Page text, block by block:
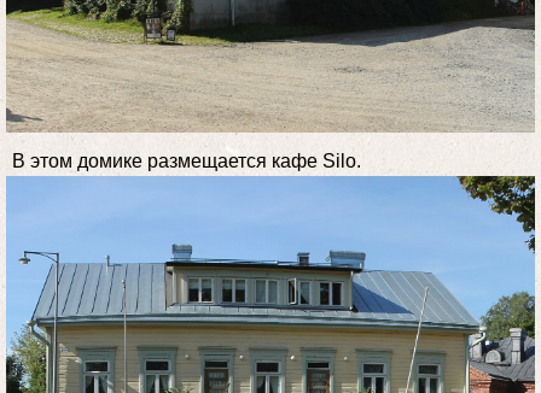
В этом домике размещается кафе Silo.